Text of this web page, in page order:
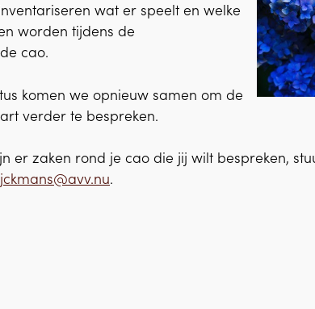
wat er speelt en welke
worden tijdens de
cao.
komen we opnieuw samen om de
verder te bespreken.
er zaken rond je cao die jij wilt bespreken,
.